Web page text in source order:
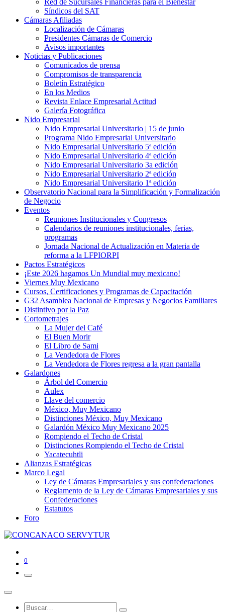
Red de Sucursales Financieras para el Bienestar
Síndicos del SAT
Cámaras Afiliadas
Localización de Cámaras
Presidentes Cámaras de Comercio
Avisos importantes
Noticias y Publicaciones
Comunicados de prensa
Compromisos de transparencia
Boletín Estratégico
En los Medios
Revista Enlace Empresarial Actitud
Galería Fotográfica
Nido Empresarial
Nido Empresarial Universitario | 15 de junio
Programa Nido Empresarial Universitario
Nido Empresarial Universitario 5ª edición
Nido Empresarial Universitario 4ª edición
Nido Empresarial Universitario 3a edición
Nido Empresarial Universitario 2ª edición
Nido Empresarial Universitario 1ª edición
Observatorio Nacional para la Simplificación y Formalización
de Negocio
Eventos
Reuniones Institucionales y Congresos
Calendarios de reuniones institucionales, ferias,
programas
Jornada Nacional de Actualización en Materia de
reforma a la LFPIORPI
Pactos Estratégicos
¡Este 2026 hagamos Un Mundial muy mexicano!
Viernes Muy Mexicano
Cursos, Certificaciones y Programas de Capacitación
G32 Asamblea Nacional de Empresas y Negocios Familiares
Distintivo por la Paz
Cortometrajes
La Mujer del Café
El Buen Morir
El Libro de Sami
La Vendedora de Flores
La Vendedora de Flores regresa a la gran pantalla
Galardones
Árbol del Comercio
Aulex
Llave del comercio
México, Muy Mexicano
Distinciones México, Muy Mexicano
Galardón México Muy Mexicano 2025
Rompiendo el Techo de Cristal
Distinciones Rompiendo el Techo de Cristal
Yacatecuhtli
Alianzas Estratégicas
Marco Legal
Ley de Cámaras Empresariales y sus confederaciones
Reglamento de la Ley de Cámaras Empresariales y sus
Confederaciones
Estatutos
Foro
0